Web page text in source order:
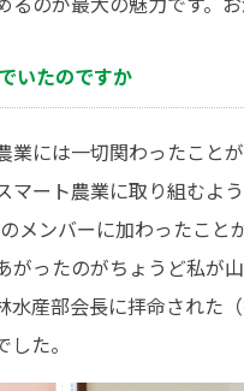
いたのですか
には一切関わったこと
ート農業に取り組むよ
メンバーに加わったこ
ったのがちょうど私が
産部会長に拝命された
た。